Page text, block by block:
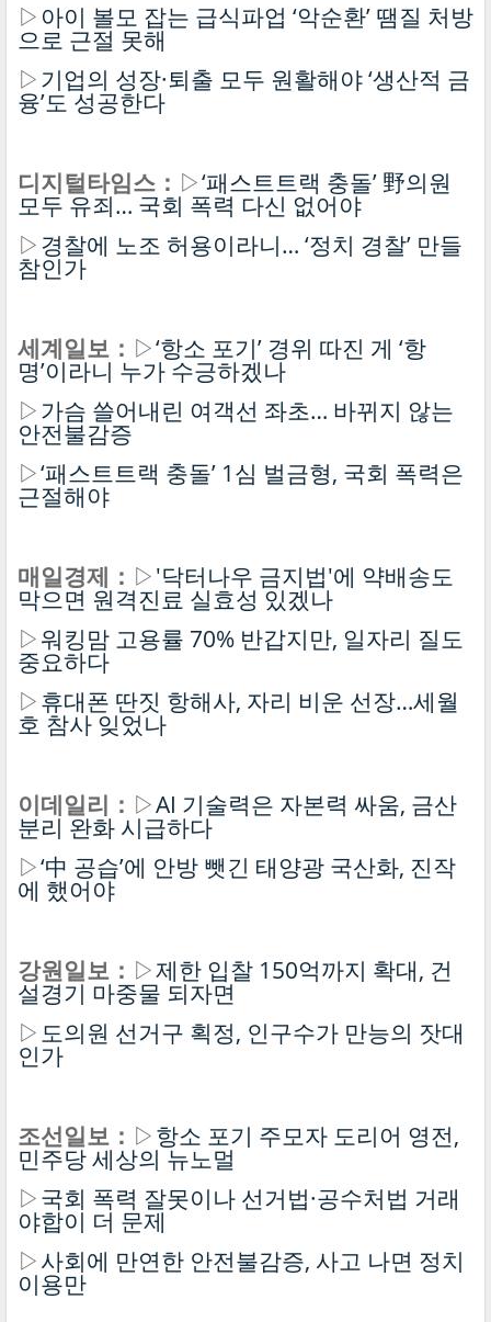
▷ 아이 볼모 잡는 급식파업 ‘악순환’ 땜질 처방
으로 근절 못해
▷기업의 성장·퇴출 모두 원활해야 ‘생산적 금
융’도 성공한다
디지털타임스： ▷‘패스트트랙 충돌’ 野의원
모두 유죄… 국회 폭력 다신 없어야
▷경찰에 노조 허용이라니… ‘정치 경찰’ 만들
참인가
세계일보： ▷‘항소 포기’ 경위 따진 게 ‘항
명’이라니 누가 수긍하겠나
▷가슴 쓸어내린 여객선 좌초… 바뀌지 않는
안전불감증
▷‘패스트트랙 충돌’ 1심 벌금형, 국회 폭력은
근절해야
매일경제： ▷'닥터나우 금지법'에 약배송도
막으면 원격진료 실효성 있겠나
▷워킹맘 고용률 70% 반갑지만, 일자리 질도
중요하다
▷휴대폰 딴짓 항해사, 자리 비운 선장…세월
호 참사 잊었나
이데일리： ▷AI 기술력은 자본력 싸움, 금산
분리 완화 시급하다
▷‘中 공습’에 안방 뺏긴 태양광 국산화, 진작
에 했어야
강원일보： ▷제한 입찰 150억까지 확대, 건
설경기 마중물 되자면
▷도의원 선거구 획정, 인구수가 만능의 잣대
인가
조선일보： ▷항소 포기 주모자 도리어 영전,
민주당 세상의 뉴노멀
▷국회 폭력 잘못이나 선거법·공수처법 거래
야합이 더 문제
▷사회에 만연한 안전불감증, 사고 나면 정치
이용만